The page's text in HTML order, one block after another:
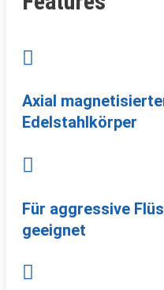

Axial
Edelstahlkörper

Für aggressive
geeignet
